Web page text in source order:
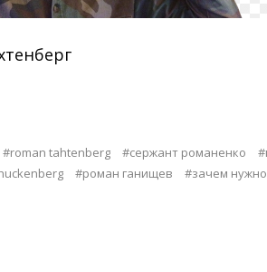
#roman tahtenberg #сержант романенко
#роман ганищев
#зачем